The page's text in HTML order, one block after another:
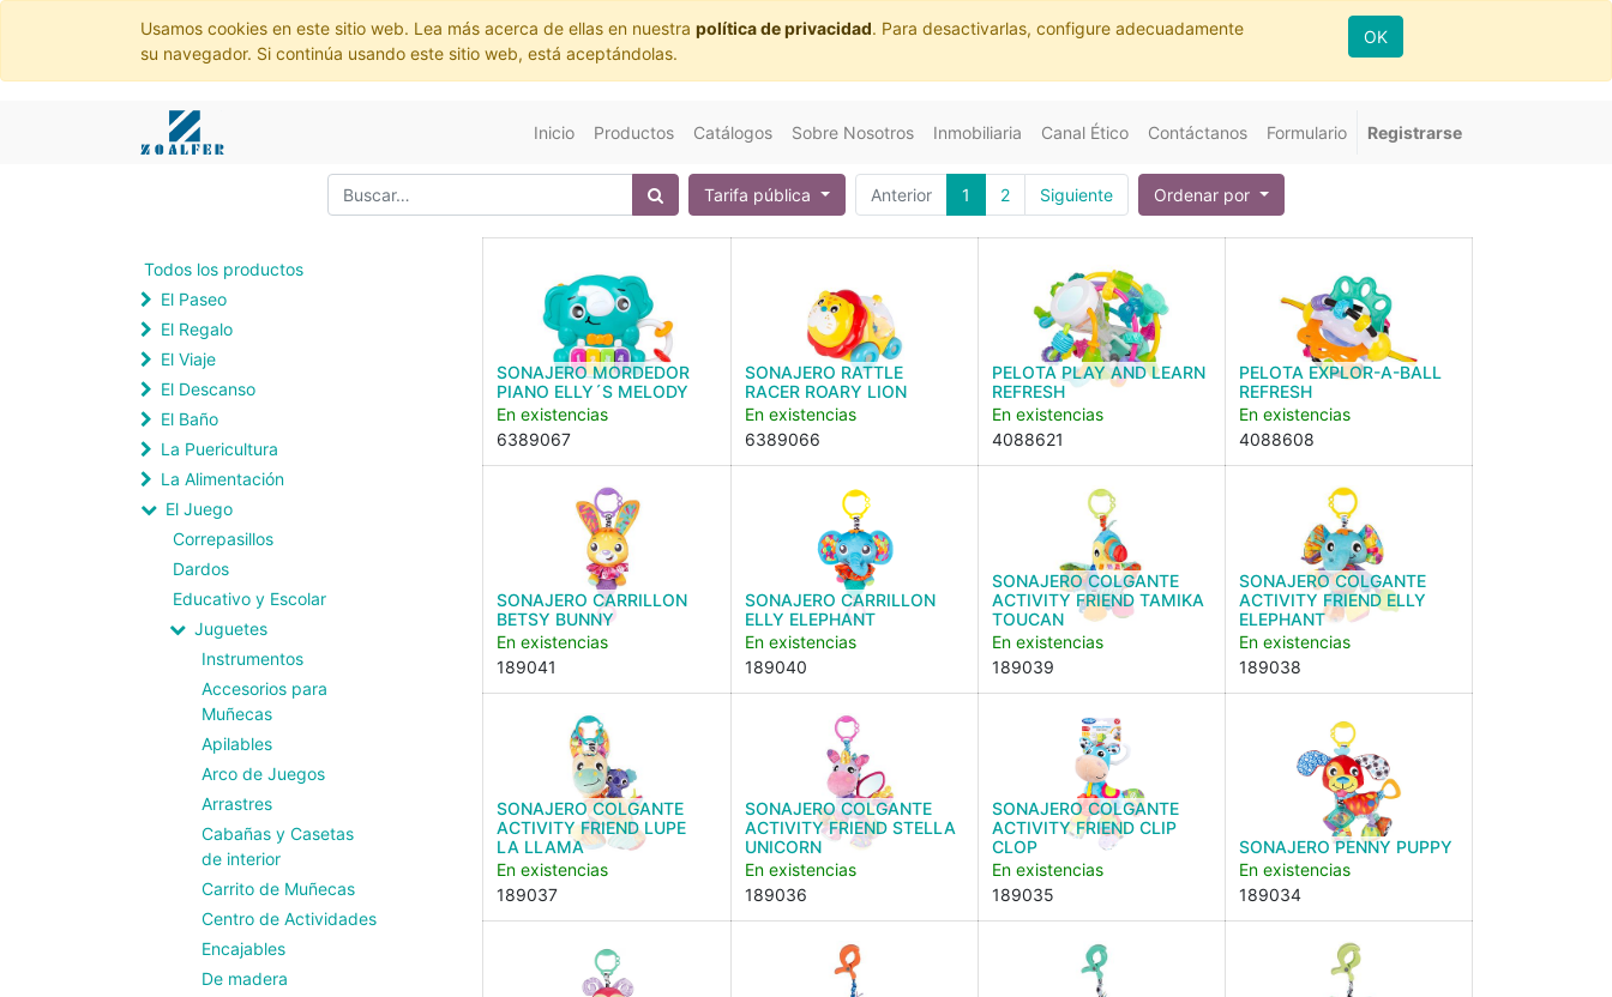
Usamos cookies en este sitio web. Lea más acerca de ellas en nuestra política de privacidad. Para desactivarlas, configure adecuadamente
su navegador. Si continúa usando este sitio web, está aceptándolas.
OK
Inicio Productos Catálogos Sobre Nosotros Inmobiliaria Canal Ético Contáctanos Formulario Registrarse
Tarifa pública Anterior 1 2 Siguiente Ordenar por
Todos los productos
El Paseo
El Regalo
El Viaje
El Descanso
El Baño
La Puericultura
La Alimentación
El Juego
Correpasillos
Dardos
Educativo y Escolar
Juguetes
Instrumentos
Accesorios para
Muñecas
Apilables
Arco de Juegos
Arrastres
Cabañas y Casetas
de interior
Carrito de Muñecas
Centro de Actividades
Encajables
De madera
SONAJERO MORDEDOR
PIANO ELLY´S MELODY
En existencias
6389067
SONAJERO RATTLE
RACER ROARY LION
En existencias
6389066
PELOTA PLAY AND LEARN
REFRESH
En existencias
4088621
PELOTA EXPLOR-A-BALL
REFRESH
En existencias
4088608
SONAJERO CARRILLON
BETSY BUNNY
En existencias
189041
SONAJERO CARRILLON
ELLY ELEPHANT
En existencias
189040
SONAJERO COLGANTE
ACTIVITY FRIEND TAMIKA
TOUCAN
En existencias
189039
SONAJERO COLGANTE
ACTIVITY FRIEND ELLY
ELEPHANT
En existencias
189038
SONAJERO COLGANTE
ACTIVITY FRIEND LUPE
LA LLAMA
En existencias
189037
SONAJERO COLGANTE
ACTIVITY FRIEND STELLA
UNICORN
En existencias
189036
SONAJERO COLGANTE
ACTIVITY FRIEND CLIP
CLOP
En existencias
189035
SONAJERO PENNY PUPPY
En existencias
189034